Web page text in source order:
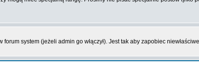
system (jeżeli admin go włączył). Jest tak aby zapobiec